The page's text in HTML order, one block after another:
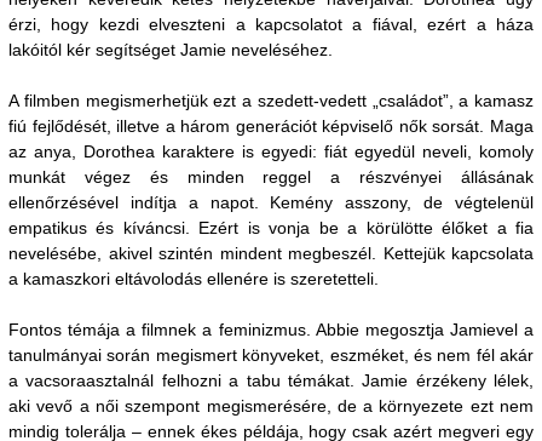
érzi, hogy kezdi elveszteni a kapcsolatot a fiával, ezért a háza
lakóitól kér segítséget Jamie neveléséhez.
A filmben megismerhetjük ezt a szedett-vedett „családot”, a kamasz
fiú fejlődését, illetve a három generációt képviselő nők sorsát. Maga
az anya, Dorothea karaktere is egyedi: fiát egyedül neveli, komoly
munkát végez és minden reggel a részvényei állásának
ellenőrzésével indítja a napot. Kemény asszony, de végtelenül
empatikus és kíváncsi. Ezért is vonja be a körülötte élőket a fia
nevelésébe, akivel szintén mindent megbeszél. Kettejük kapcsolata
a kamaszkori eltávolodás ellenére is szeretetteli.
Fontos témája a filmnek a feminizmus. Abbie megosztja Jamievel a
tanulmányai során megismert könyveket, eszméket, és nem fél akár
a vacsoraasztalnál felhozni a tabu témákat. Jamie érzékeny lélek,
aki vevő a női szempont megismerésére, de a környezete ezt nem
mindig tolerálja – ennek ékes példája, hogy csak azért megveri egy